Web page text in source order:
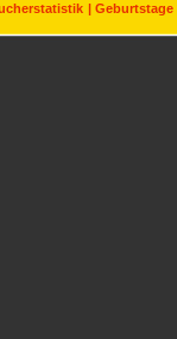
Geburtstage